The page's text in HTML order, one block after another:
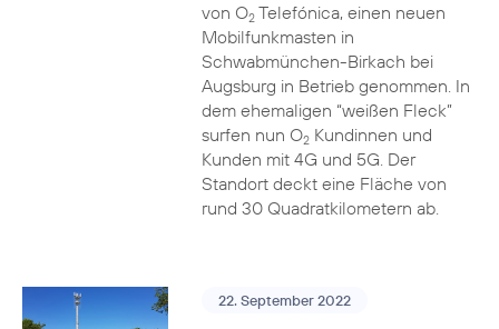
von O2Telefónica, einen neuen
Mobilfunkmasten in
Schwabmünchen-Birkach bei
Augsburg in Betrieb genommen. In
dem ehemaligen “weißen Fleck”
surfen nun O2Kundinnen und
Kunden mit 4G und 5G. Der
Standort deckt eine Fläche von
rund 30 Quadratkilometern ab.
22. September 2022